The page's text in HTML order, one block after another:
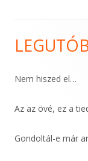
Main
Sidebar
Nem hiszed el…
Az az övé, ez a
Gondoltál-e már